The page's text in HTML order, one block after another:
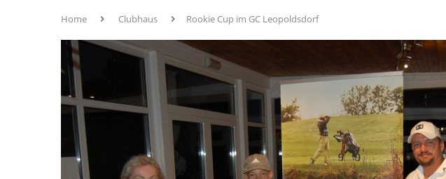
Home Clubhaus Rookie Cup im GC Leopoldsdorf